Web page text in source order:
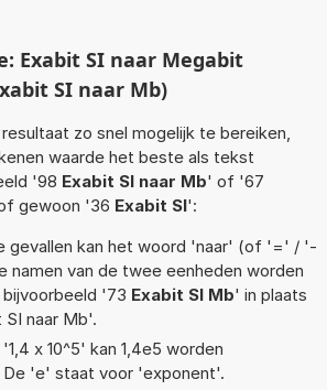
Exabit SI naar Megabit
SI naar Mb)
zo snel mogelijk te bereiken,
waarde het beste als tekst
'98 Exabit SI naar Mb' of '67
gewoon '36 Exabit SI':
gevallen kan het woord 'naar' (of '=' / '-
namen van de twee eenheden worden
'73 Exabit SI Mb' in plaats
naar Mb'.
x 10^5' kan 1,4e5 worden
De 'e' staat voor 'exponent'.